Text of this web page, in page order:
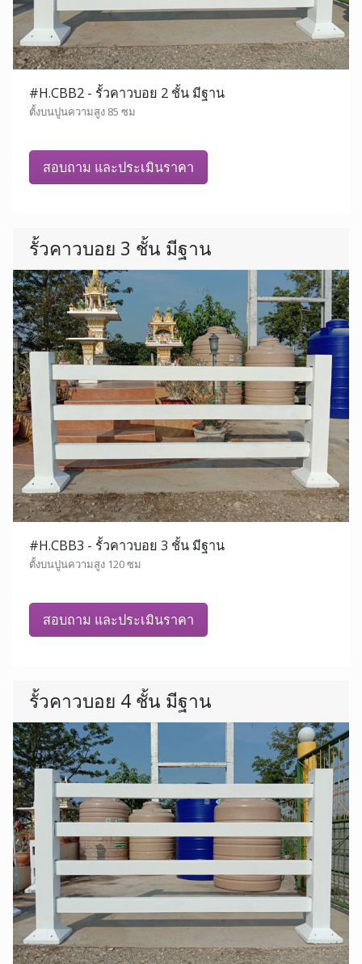
#H.CBB2 - รั้วคาวบอย 2 ชั้น มีฐาน
ตั้งบนปูนความสูง 85 ซม
สอบถาม และประเมินราคา
รั้วคาวบอย 3 ชั้น มีฐาน
#H.CBB3 - รั้วคาวบอย 3 ชั้น มีฐาน
ตั้งบนปูนความสูง 120 ซม
สอบถาม และประเมินราคา
รั้วคาวบอย 4 ชั้น มีฐาน